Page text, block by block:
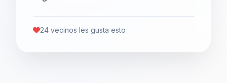
24 vecinos les gusta esto